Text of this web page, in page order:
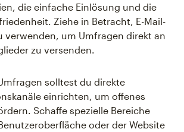
die einfache Einlösung und die
Ziehe in Betracht, E-Mail-
verwenden, um Umfragen direkt an
zu versenden.
solltest du direkte
einrichten, um offenes
Schaffe spezielle Bereiche
oder der Website